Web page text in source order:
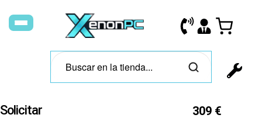
Solicitar
309 €